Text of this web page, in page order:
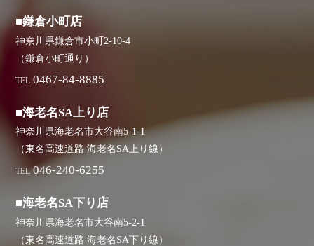
■鎌倉小町店
神奈川県鎌倉市小町2-10-4
（鎌倉小町通り）
TEL 0467-84-8885
■海老名SA上り店
神奈川県海老名市大谷南5-1-1
（東名高速道路 海老名SA上り線）
TEL 046-240-6255
■海老名SA下り店
神奈川県海老名市大谷南5-2-1
（東名高速道路 海老名SA下り線）